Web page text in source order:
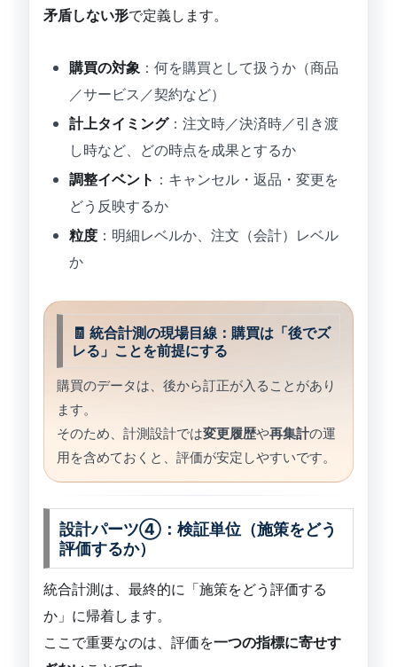
矛盾しない形で定義します。
購買の対象 ：何を購買として扱うか（商品
／サービス／契約など）
計上タイミング：注文時／決済時／引き渡
し時など、どの時点を成果とするか
調整イベント ：キャンセル・返品・変更を
どう反映するか
粒度 ：明細レベルか、注文（会計）レベル
か
🧾 統合計測の現場目線：購買は「後でズ
レる」ことを前提にする
購買のデータは、後から訂正が入ることがあり
ます。
そのため、計測設計では変更履歴や再集計の運
用を含めておくと、評価が安定しやすいです。
設計パーツ④：検証単位（施策をどう
評価するか）
統合計測は、最終的に「施策をどう評価する
か」に帰着します。
ここで重要なのは、評価を一つの指標に寄せす